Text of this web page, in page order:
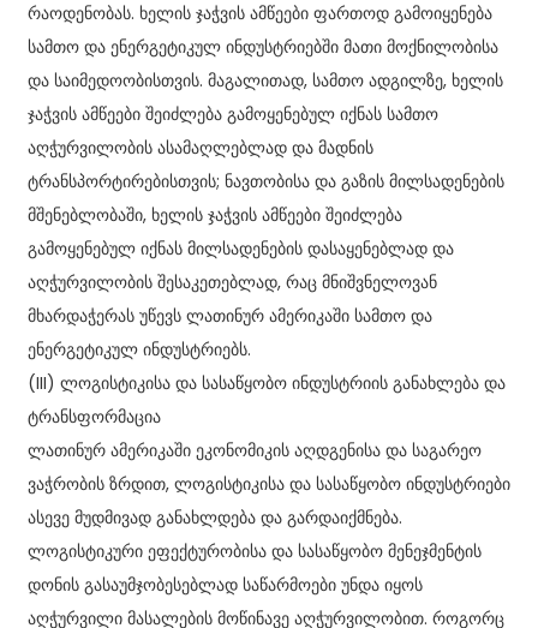
რაოდენობას. ხელის ჯაჭვის ამწეები ფართოდ გამოიყენება
სამთო და ენერგეტიკულ ინდუსტრიებში მათი მოქნილობისა
და საიმედოობისთვის. მაგალითად, სამთო ადგილზე, ხელის
ჯაჭვის ამწეები შეიძლება გამოყენებულ იქნას სამთო
აღჭურვილობის ასამაღლებლად და მადნის
ტრანსპორტირებისთვის; ნავთობისა და გაზის მილსადენების
მშენებლობაში, ხელის ჯაჭვის ამწეები შეიძლება
გამოყენებულ იქნას მილსადენების დასაყენებლად და
აღჭურვილობის შესაკეთებლად, რაც მნიშვნელოვან
მხარდაჭერას უწევს ლათინურ ამერიკაში სამთო და
ენერგეტიკულ ინდუსტრიებს.
(III) ლოგისტიკისა და სასაწყობო ინდუსტრიის განახლება და
ტრანსფორმაცია
ლათინურ ამერიკაში ეკონომიკის აღდგენისა და საგარეო
ვაჭრობის ზრდით, ლოგისტიკისა და სასაწყობო ინდუსტრიები
ასევე მუდმივად განახლდება და გარდაიქმნება.
ლოგისტიკური ეფექტურობისა და სასაწყობო მენეჯმენტის
დონის გასაუმჯობესებლად საწარმოები უნდა იყოს
აღჭურვილი მასალების მოწინავე აღჭურვილობით. როგორც